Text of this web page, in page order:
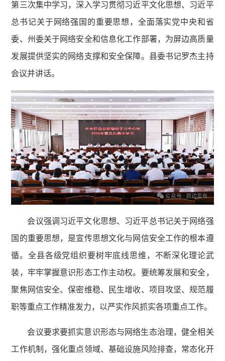
第三次集中学习，深入学习贯彻习近平文化思想、习近平
总书记关于网络强国的重要思想，全面落实党中央和省
委、州委关于网络安全和信息化工作部署，为屏边高质量
发展提供坚实的网络支撑和安全保障。县委书记罗杰主持
会议并讲话。
会议强调习近平文化思想、习近平总书记关于网络强
国的重要思想，是宣传思想文化与网信安全工作的根本遵
循。全县各级党组织要树牢底线思维，不断深化理论武
装，牢牢掌握意识形态工作主动权。要统筹发展和安全，
聚焦网信安全、保密维稳、民生增收、项目攻坚、规范履
职等重点工作精准发力，以严实作风抓实各项重点工作。
会议要求要抓实意识形态与网络生态治理，健全相关
工作机制，强化重点领域、基础设施风险排查，常态化开